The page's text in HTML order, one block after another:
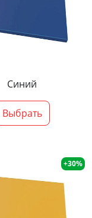
Синий
Выбрать
+30%